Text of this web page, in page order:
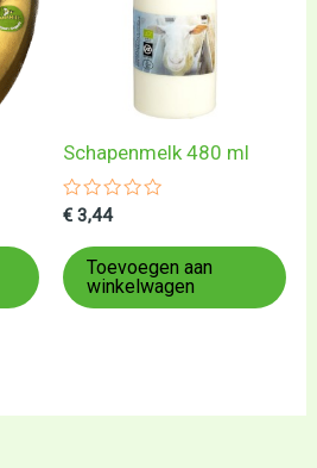
Schapenmelk 480 ml
Gewaardeerd
uit
5
€ 3,44
Toevoegen aan
winkelwagen